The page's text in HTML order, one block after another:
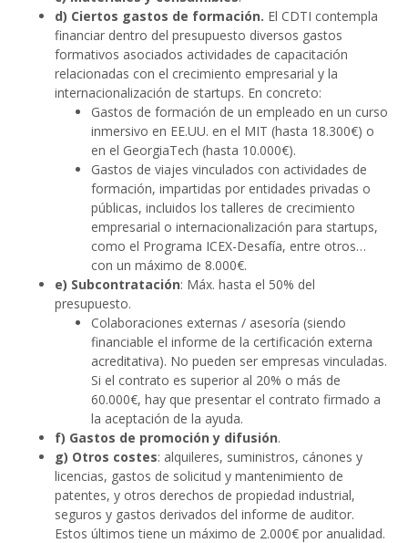
d) Ciertos gastos de formación. El CDTI contempla
financiar dentro del presupuesto diversos gastos
formativos asociados actividades de capacitación
relacionadas con el crecimiento empresarial y la
internacionalización de startups. En concreto:
Gastos de formación de un empleado en un curso
inmersivo en EE.UU. en el MIT (hasta 18.300€) o
en el GeorgiaTech (hasta 10.000€).
Gastos de viajes vinculados con actividades de
formación, impartidas por entidades privadas o
públicas, incluidos los talleres de crecimiento
empresarial o internacionalización para startups,
como el Programa ICEX-Desafía, entre otros…
con un máximo de 8.000€.
e) Subcontratación: Máx. hasta el 50% del
presupuesto.
Colaboraciones externas / asesoría (siendo
financiable el informe de la certificación externa
acreditativa). No pueden ser empresas vinculadas.
Si el contrato es superior al 20% o más de
60.000€, hay que presentar el contrato firmado a
la aceptación de la ayuda.
f) Gastos de promoción y difusión.
g) Otros costes: alquileres, suministros, cánones y
licencias, gastos de solicitud y mantenimiento de
patentes, y otros derechos de propiedad industrial,
seguros y gastos derivados del informe de auditor.
Estos últimos tiene un máximo de 2.000€ por anualidad.